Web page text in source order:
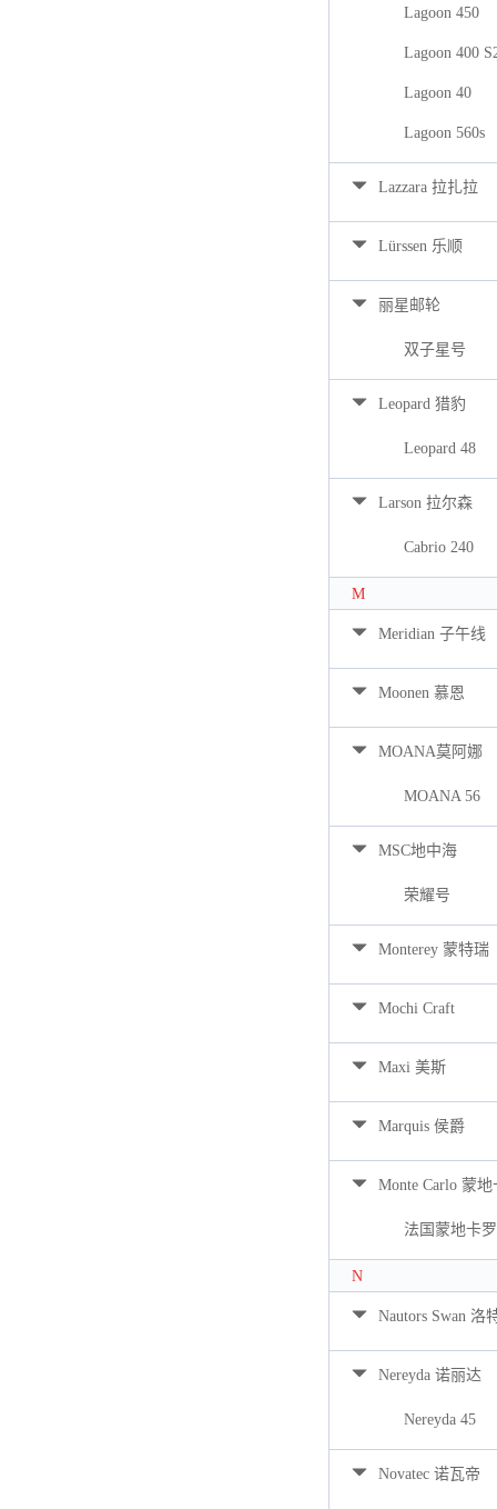
Lagoon 450
Lagoon 400
Lagoon 40
Lagoon 560s
Lazzara 拉扎拉
Lürssen 乐顺
丽星邮轮
双子星号
Leopard 猎豹
Leopard 48
Larson 拉尔森
Cabrio 240
M
Meridian 子午线
Moonen 慕恩
MOANA莫阿娜
MOANA 56
MSC地中海
荣耀号
Monterey 蒙特瑞
Mochi Craft
Maxi 美斯
Marquis 侯爵
Monte Carlo 蒙地
法国蒙地卡
N
Nautors Swan 洛
Nereyda 诺丽达
Nereyda 45
Novatec 诺瓦帝